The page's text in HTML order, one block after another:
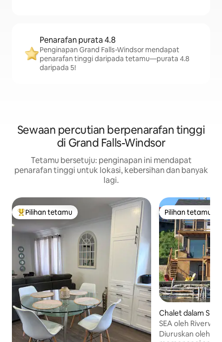
Penarafan purata 4.8
Penginapan Grand Falls-Windsor mendapat
penarafan tinggi daripada tetamu—purata 4.8
daripada 5!
Sewaan percutian berpenarafan tinggi
di Grand Falls-Windsor
Tetamu bersetuju: penginapan ini mendapat
penarafan tinggi untuk lokasi, kebersihan dan banyak
lagi.
Pilihan utama tetamu
Pilihan tetamu Pilihan tetamu
Pilihan tetamu
Chalet dalam
SEA oleh
Diuruskan oleh